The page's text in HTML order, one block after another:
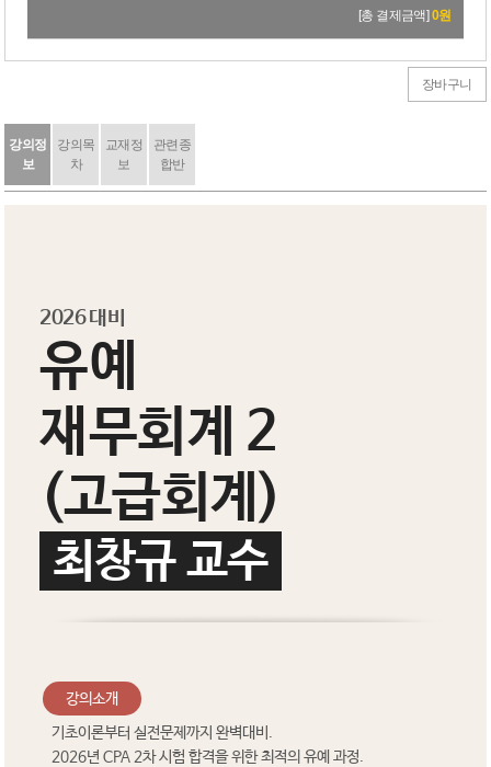
[총 결제금액] 0원
장바구니
강의정
보
강의목
차
교재정
보
관련종
합반
2026 대비
유예
재무회계 2
(고급회계)
최창규 교수
강의소개
기초이론부터 실전문제까지 완벽대비.
2026년 CPA 2차 시험 합격을 위한 최적의 유예 과정.